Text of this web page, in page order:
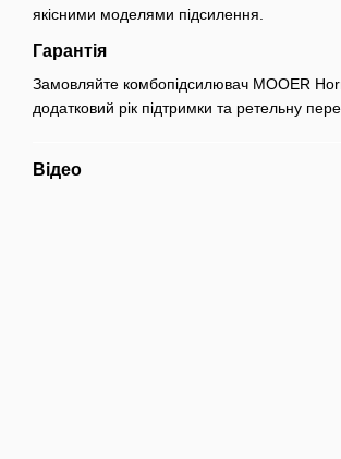
якісними моделями підсилення.
Гарантія
Замовляйте комбопідсилювач MOOER
додатковий рік підтримки та ретельну
Відео